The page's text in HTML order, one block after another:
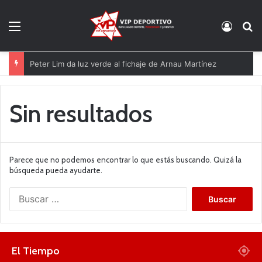
Peter Lim da luz verde al fichaje de Arnau Martínez
Sin resultados
Parece que no podemos encontrar lo que estás buscando. Quizá la
búsqueda pueda ayudarte.
El Tiempo